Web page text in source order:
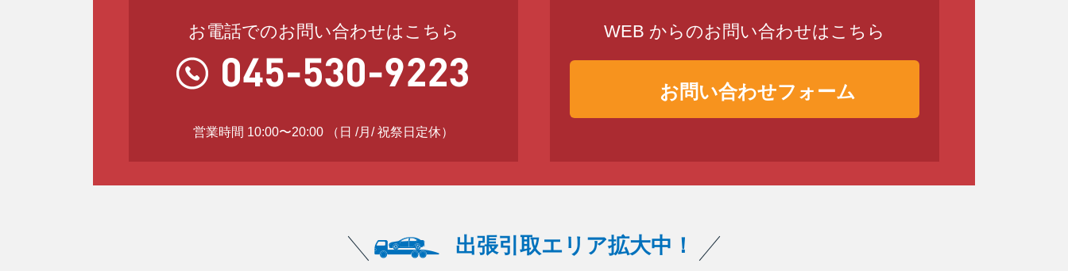
お電話でのお問い合わせはこちら
営業時間 10:00〜20:00 （日 /月/ 祝祭日定休）
WEB からのお問い合わせはこちら
お問い合わせフォーム
出張引取エリア拡大中！